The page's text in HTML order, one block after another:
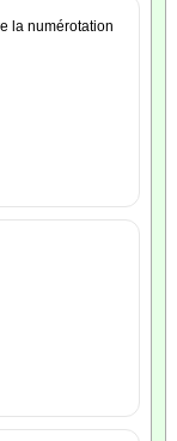
la numérotation